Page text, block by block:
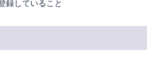
録していること